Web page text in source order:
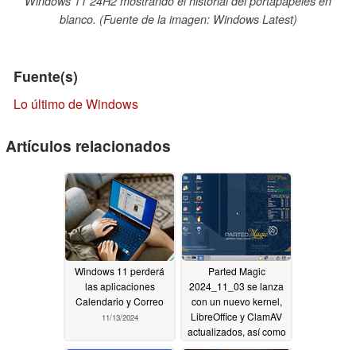
blanco. (Fuente de la imagen: Windows Latest)
Fuente(s)
Lo último de Windows
Artículos relacionados
Windows 11 perderá
las aplicaciones
Calendario y Correo
11/13/2024
Parted Magic
2024_11_03 se lanza
con un nuevo kernel,
LibreOffice y ClamAV
actualizados, así como
Wine 9.011/06/2024